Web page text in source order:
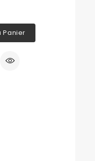
Panier